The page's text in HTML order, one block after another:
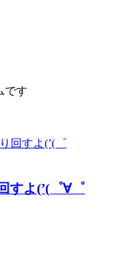
です
すよ(’(゜∀゜